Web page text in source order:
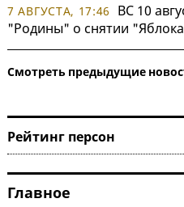
7 АВГУСТА, 17:46
ВС 10
"Родины" о снятии
Смотреть
Рейтинг